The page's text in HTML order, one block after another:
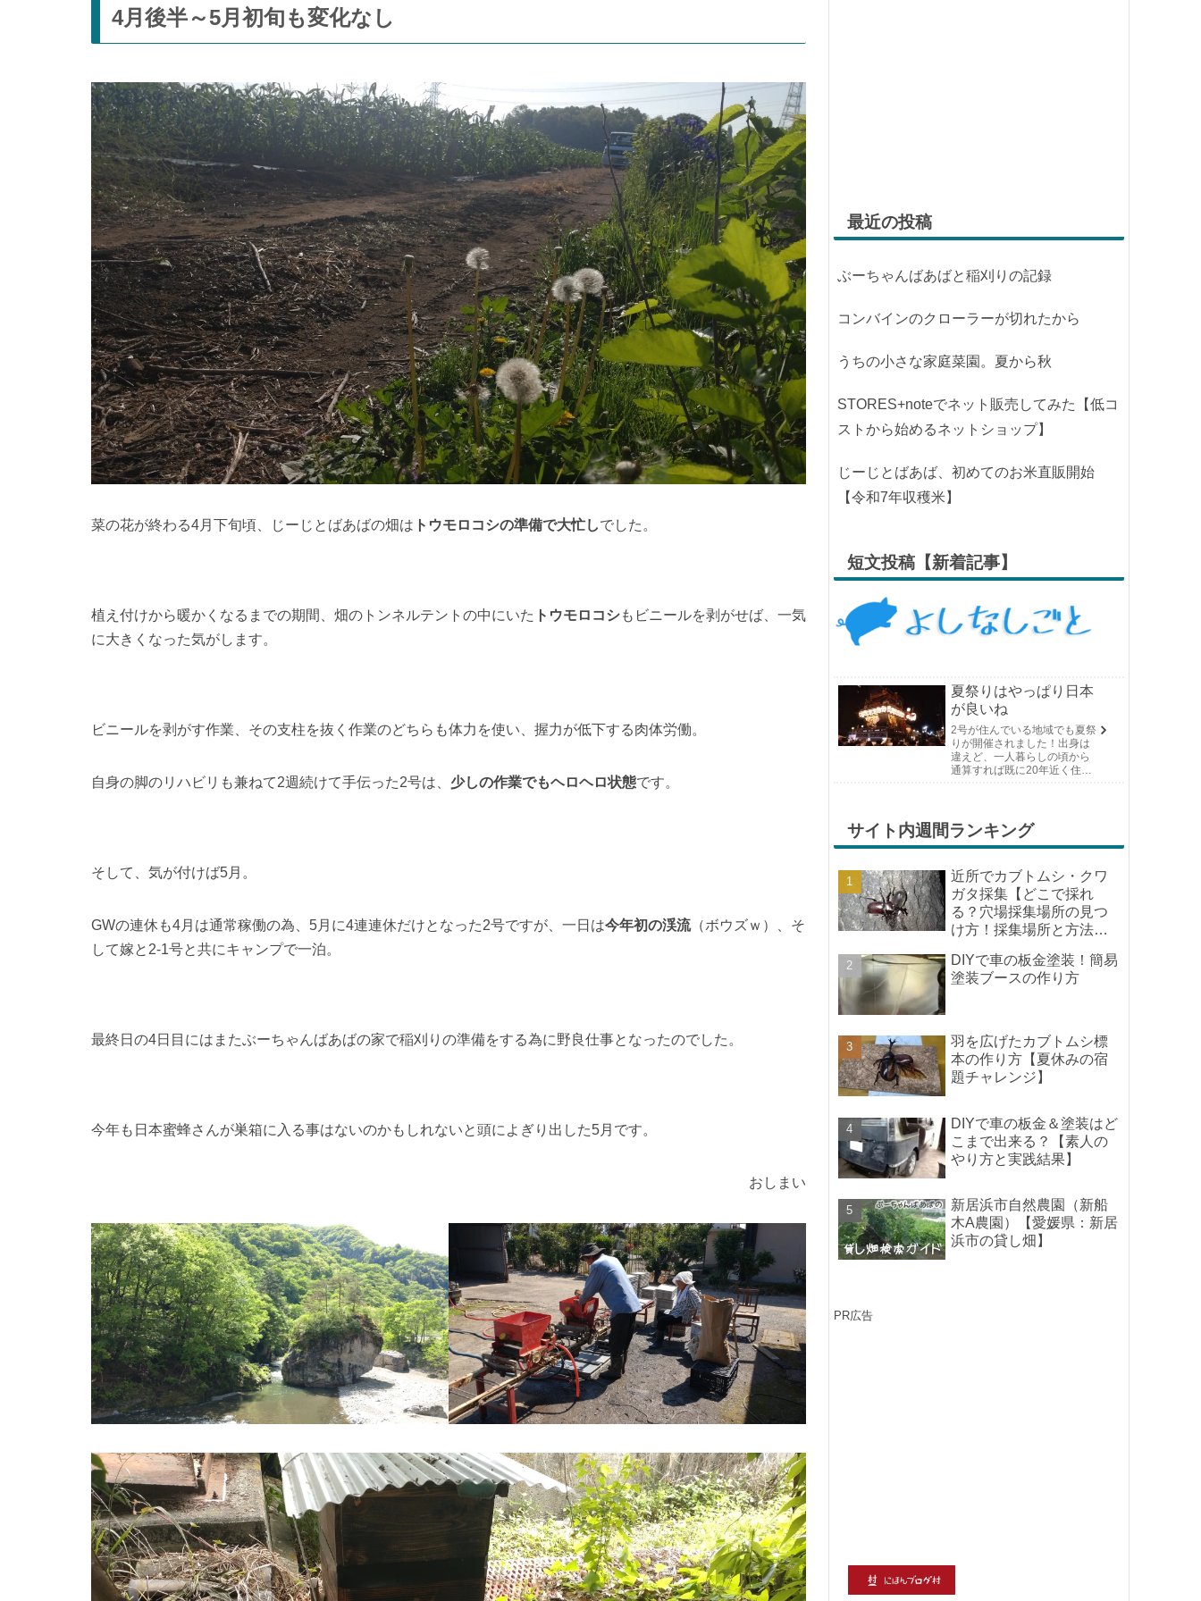
4月後半～5月初旬も変化なし
菜の花が終わる4月下旬頃、じーじとばあばの畑は トウモロコシの準備で大忙しでした。
植え付けから暖かくなるまでの期間、畑のトンネルテントの中にいた トウモロコシもビニールを剥がせば、一気
に大きくなった気がします。
ビニールを剥がす作業、その支柱を抜く作業のどちらも体力を使い、握力が低下する肉体労働。
自身の脚のリハビリも兼ねて2週続けて手伝った2号は、 少しの作業でもヘロヘロ状態です。
そして、気が付けば5月。
GWの連休も4月は通常稼働の為、5月に4連連休だけとなった2号ですが、一日は今年初の渓流（ボウズｗ）、そ
して嫁と2-1号と共にキャンプで一泊。
最終日の4日目にはまたぶーちゃんばあばの家で稲刈りの準備をする為に野良仕事となったのでした。
今年も日本蜜蜂さんが巣箱に入る事はないのかもしれないと頭によぎり出した5月です。
おしまい
最近の投稿
ぶーちゃんばあばと稲刈りの記録
コンバインのクローラーが切れたから
うちの小さな家庭菜園。夏から秋
STORES+noteでネット販売してみた【低コ
ストから始めるネットショップ】
じーじとばあば、初めてのお米直販開始
【令和7年収穫米】
短文投稿【新着記事】
夏祭りはやっぱり日本
が良いね
2号が住んでいる地域でも夏祭
りが開催されました！出身は
違えど、一人暮らしの頃から
通算すれば既に20年近く住ん
す。そして、それは2号嫁も同
じようで、夏祭りが近いづい...
サイト内週間ランキング
近所でカブトムシ・クワ
ガタ採集【どこで採れ
る？穴場採集場所の見つ
け方！採集場所と方法や
DIYで車の板金塗装！簡易
塗装ブースの作り方
羽を広げたカブトムシ標
本の作り方【夏休みの宿
題チャレンジ】
DIYで車の板金＆塗装はど
こまで出来る？【素人の
やり方と実践結果】
新居浜市自然農園（新船
木A農園）【愛媛県：新居
浜市の貸し畑】
PR広告